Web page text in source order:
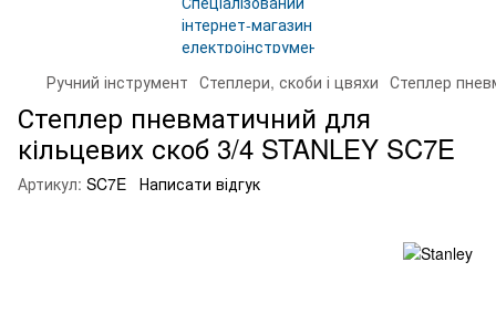
Ручний інструмент Степлери, скоби і цвяхи Степлер
Степлер пневматичний для
кільцевих скоб 3/4 STANLEY SC7E
Артикул: SC7E Написати відгук